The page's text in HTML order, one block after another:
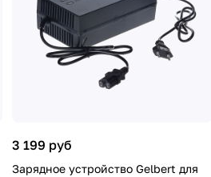
3 199 руб
Зарядное устройство Gelbert для